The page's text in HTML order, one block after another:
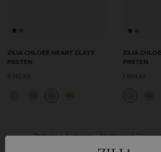
ZILIA CHLOEE HEART ZLATÝ
PRSTEN
9 142 Kč
ZILIA
PRSTEN
1 954 Kč
Prsteny s Kameny – Nadčasová